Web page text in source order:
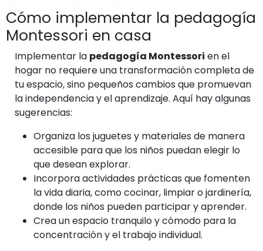
Cómo implementar la pedagogía
Montessori en casa
Implementar la pedagogía Montessori en el
hogar no requiere una transformación completa de
tu espacio, sino pequeños cambios que promuevan
la independencia y el aprendizaje. Aquí hay algunas
sugerencias:
Organiza los juguetes y materiales de manera
accesible para que los niños puedan elegir lo
que desean explorar.
Incorpora actividades prácticas que fomenten
la vida diaria, como cocinar, limpiar o jardinería,
donde los niños pueden participar y aprender.
Crea un espacio tranquilo y cómodo para la
concentración y el trabajo individual.